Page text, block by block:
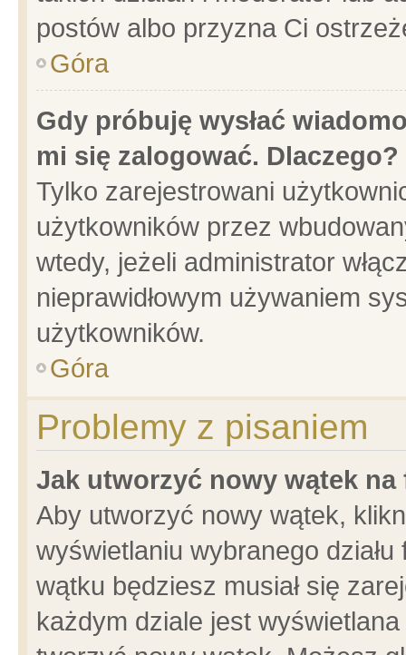
postów albo przyzna Ci
Góra
Gdy próbuję wysłać
mi się zalogować. Dlaczego?
Tylko zarejestrowani
użytkowników przez
wtedy, jeżeli administrator
nieprawidłowym używaniem
użytkowników.
Góra
Problemy z pisaniem
Jak utworzyć nowy wątek na
Aby utworzyć nowy wątek,
wyświetlaniu wybranego
wątku będziesz musiał się
każdym dziale jest